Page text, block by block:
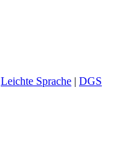
Leichte Sprache | DGS